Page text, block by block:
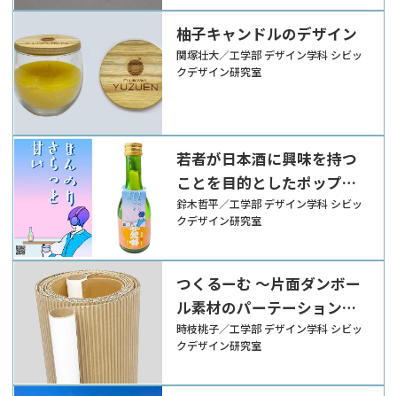
柚子キャンドルのデザイン
関塚壮大／工学部 デザイン学科 シビッ
クデザイン研究室
若者が日本酒に興味を持つ
ことを目的としたポップの
デザイン
鈴木哲平／工学部 デザイン学科 シビッ
クデザイン研究室
つくるーむ ～片面ダンボー
ル素材のパーテーション制
作～
時枝桃子／工学部 デザイン学科 シビッ
クデザイン研究室